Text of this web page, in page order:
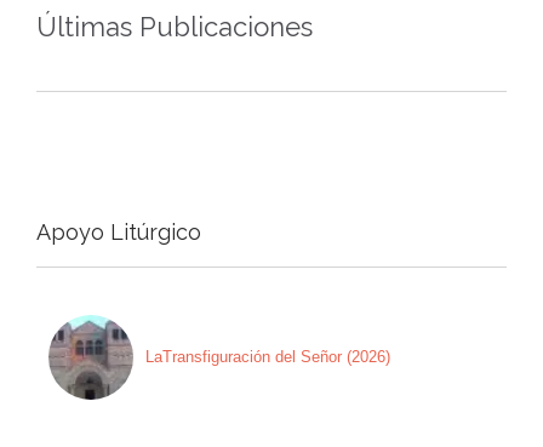
Últimas Publicaciones
Apoyo Litúrgico
LaTransfiguración del Señor (2026)